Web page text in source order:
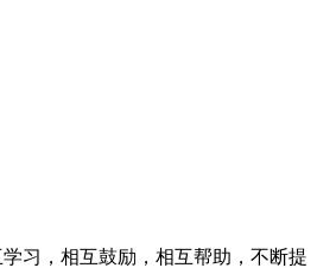
习，相互鼓励，相互帮助，不断提